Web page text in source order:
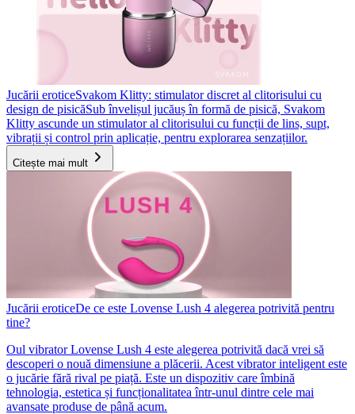
Jucării eroticeSvakom Klitty: stimulator discret al clitorisului cu
design de pisicăSub învelișul jucăuș în formă de pisică, Svakom
Klitty ascunde un stimulator al clitorisului cu funcții de lins, supt,
vibrații și control prin aplicație, pentru explorarea senzațiilor.
Citește mai mult
Jucării eroticeDe ce este Lovense Lush 4 alegerea potrivită pentru
tine?
Oul vibrator Lovense Lush 4 este alegerea potrivită dacă vrei să
descoperi o nouă dimensiune a plăcerii. Acest vibrator inteligent este
o jucărie fără rival pe piață. Este un dispozitiv care îmbină
tehnologia, estetica și funcționalitatea într-unul dintre cele mai
avansate produse de până acum.